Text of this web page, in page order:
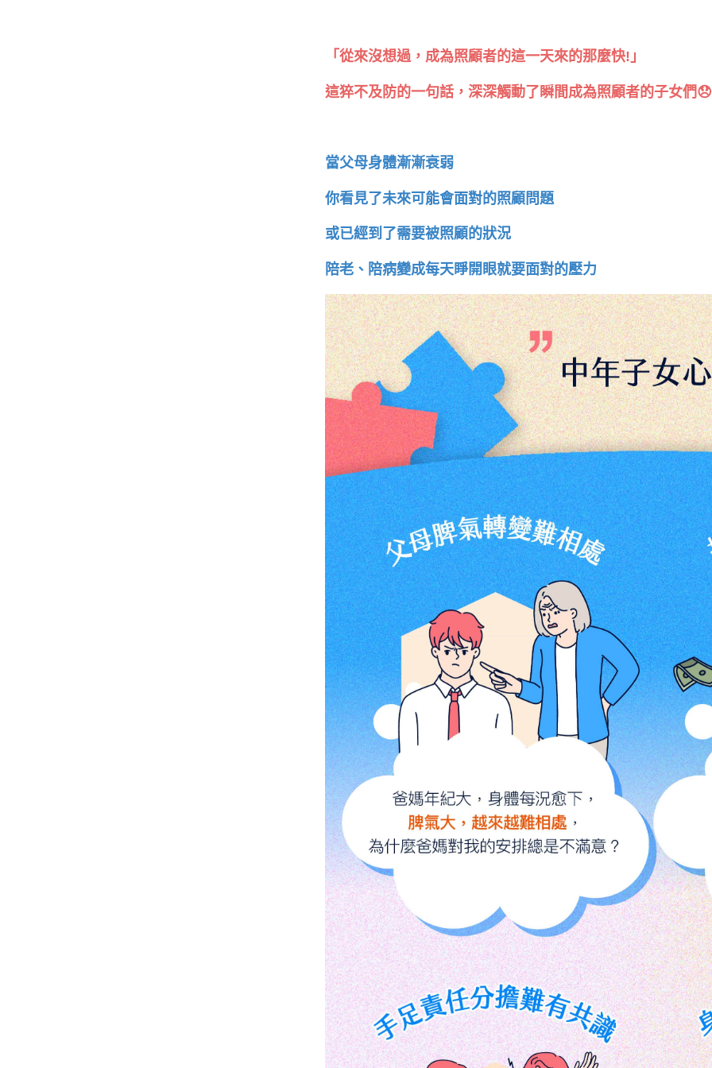
「從來沒想過，成為照顧者的這一天來的那麼快!」
這猝不及防的一句話，深深觸動了瞬間成為照顧者的子女們😞
當父母身體漸漸衰弱
你看見了未來可能會面對的照顧問題
或已經到了需要被照顧的狀況
陪老、陪病變成每天睜開眼就要面對的壓力